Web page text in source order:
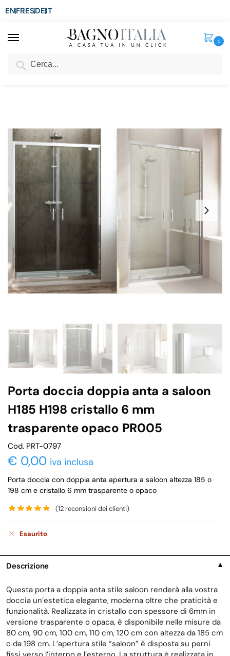
ENFRESDEIT
0
SCONTO del 3%
Porta doccia doppia anta a saloon
H185 H198 cristallo 6 mm
trasparente opaco PR005
Cod. PRT-0797
€ 0,00 iva inclusa
Porta doccia con doppia anta apertura a saloon altezza 185 o
198 cm e cristallo 6 mm trasparente o opaco
(12 recensioni dei clienti)
Esaurito
Descrizione ▼
Questa porta a doppia anta stile saloon renderà alla vostra
doccia un’estetica elegante, moderna oltre che praticità e
funzionalità. Realizzata in cristallo con spessore di 6mm in
versione trasparente o opaca, è disponibile nelle misure da
80 cm, 90 cm, 100 cm, 110 cm, 120 cm con altezza da 185 cm
o da 198 cm. L’apertura stile “saloon” è disposta su perni